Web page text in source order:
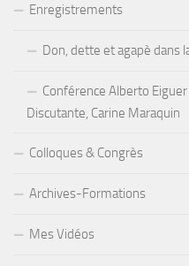
Enregistrements
Don, dette et agapè dans
Conférence Alberto
Discutante, Carine Maraquin
Colloques & Congrès
Archives-Formations
Mes Vidéos